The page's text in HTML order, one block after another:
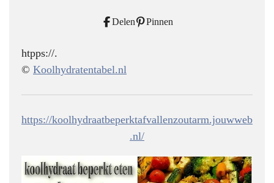
Delen Pinnen
htpps://.
© Koolhydratentabel.nl
https://koolhydraatbeperktafvallenzoutarm.jouwweb
.nl/